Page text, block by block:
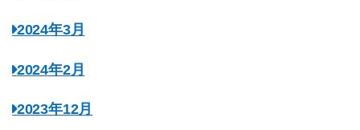
2024年3月
2024年2月
2023年12月